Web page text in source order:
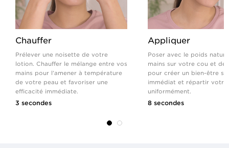
Chauffer
Prélever une noisette de votre
lotion. Chauffer le mélange entre vos
mains pour l’amener à température
de votre peau et favoriser une
efficacité immédiate.
3 secondes
Appliquer
Poser avec le poids
mains sur votre cou et
pour créer un bien-être
immédiat et répartir votre
uniformément.
8 secondes